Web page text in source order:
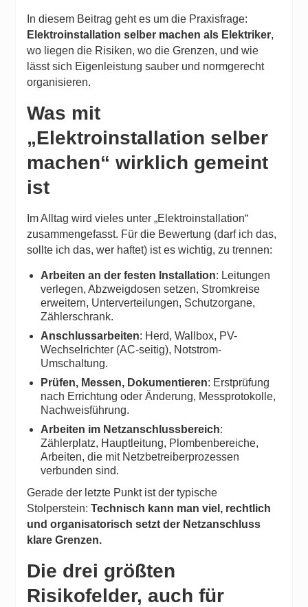
In diesem Beitrag geht es um die Praxisfrage:
Elektroinstallation selber machen als Elektriker,
wo liegen die Risiken, wo die Grenzen, und wie
lässt sich Eigenleistung sauber und normgerecht
organisieren.
Was mit
„Elektroinstallation selber
machen“ wirklich gemeint
ist
Im Alltag wird vieles unter „Elektroinstallation“
zusammengefasst. Für die Bewertung (darf ich das,
sollte ich das, wer haftet) ist es wichtig, zu trennen:
Arbeiten an der festen Installation: Leitungen
verlegen, Abzweigdosen setzen, Stromkreise
erweitern, Unterverteilungen, Schutzorgane,
Zählerschrank.
Anschlussarbeiten: Herd, Wallbox, PV-
Wechselrichter (AC-seitig), Notstrom-
Umschaltung.
Prüfen, Messen, Dokumentieren: Erstprüfung
nach Errichtung oder Änderung, Messprotokolle,
Nachweisführung.
Arbeiten im Netzanschlussbereich:
Zählerplatz, Hauptleitung, Plombenbereiche,
Arbeiten, die mit Netzbetreiberprozessen
verbunden sind.
Gerade der letzte Punkt ist der typische
Stolperstein:Technisch kann man viel, rechtlich
und organisatorisch setzt der Netzanschluss
klare Grenzen.
Die drei größten
Risikofelder, auch für